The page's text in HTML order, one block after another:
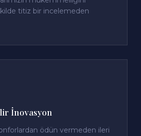
titiz bir incelemeden
İnovasyon
ödün vermeden ileri